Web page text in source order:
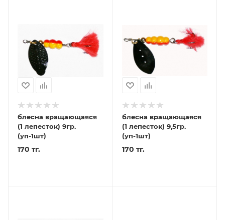
блесна вращающаяся
(1 лепесток) 9гр.
(уп-1шт)
170 тг.
блесна вращающаяся
(1 лепесток) 9,5гр.
(уп-1шт)
170 тг.